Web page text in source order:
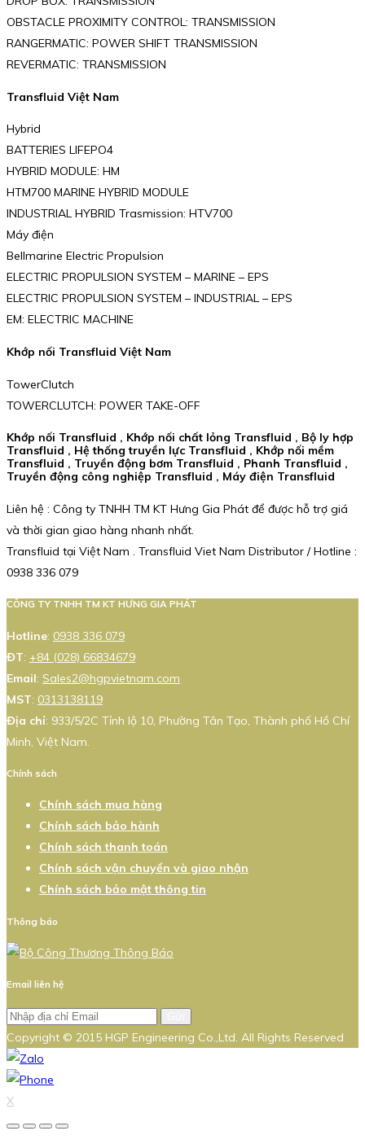
OBSTACLE PROXIMITY CONTROL: TRANSMISSION
RANGERMATIC: POWER SHIFT TRANSMISSION
REVERMATIC: TRANSMISSION
Transfluid Việt Nam
Hybrid
BATTERIES LIFEPO4
HYBRID MODULE: HM
HTM700 MARINE HYBRID MODULE
INDUSTRIAL HYBRID Trasmission: HTV700
Máy điện
Bellmarine Electric Propulsion
ELECTRIC PROPULSION SYSTEM – MARINE – EPS
ELECTRIC PROPULSION SYSTEM – INDUSTRIAL – EPS
EM: ELECTRIC MACHINE
Khớp nối Transfluid Việt Nam
TowerClutch
TOWERCLUTCH: POWER TAKE-OFF
Khớp nối Transfluid , Khớp nối chất lỏng Transfluid , Bộ ly hợp
Transfluid , Hệ thống truyền lực Transfluid , Khớp nối mềm
Transfluid , Truyền động bơm Transfluid , Phanh Transfluid ,
Truyền động công nghiệp Transfluid , Máy điện Transfluid
Liên hệ : Công ty TNHH TM KT Hưng Gia Phát để được hỗ trợ giá
và thời gian giao hàng nhanh nhất.
Transfluid tại Việt Nam . Transfluid Viet Nam Distributor / Hotline :
0938 336 079
CÔNG TY TNHH TM KT HƯNG GIA PHÁT
Hotline: 0938 336 079
ĐT: +84 (028) 66834679
Email: Sales2@hgpvietnam.com
MST: 0313138119
Địa chỉ: 933/5/2C Tỉnh lộ 10, Phường Tân Tạo, Thành phố Hồ Chí
Minh, Việt Nam.
Chính sách
Chính sách mua hàng
Chính sách bảo hành
Chính sách thanh toán
Chính sách vận chuyển và giao nhận
Chính sách bảo mật thông tin
Thông báo
Email liên hệ
Copyright © 2015 HGP Engineering Co.,Ltd. All Rights Reserved
X